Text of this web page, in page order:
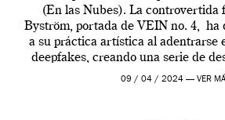
(En las Nubes). La controvertida
Byström, portada de VEIN no. 4, ha
a su práctica artística al adentrarse
deepfakes, creando una serie de
por […]
09 / 04 / 2024 — VER